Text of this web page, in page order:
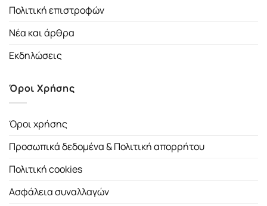
Πολιτική επιστροφών
Νέα και άρθρα
Εκδηλώσεις
Όροι Χρήσης
Όροι χρήσης
Προσωπικά δεδομένα & Πολιτική απορρήτου
Πολιτική cookies
Ασφάλεια συναλλαγών